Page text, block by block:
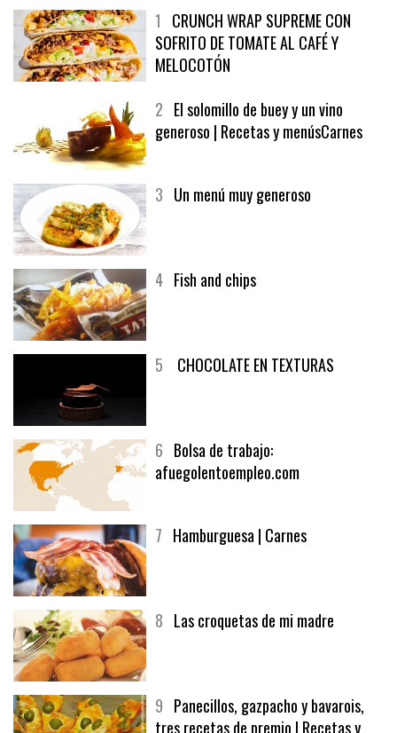
1CRUNCH WRAP SUPREME CON
SOFRITO DE TOMATE AL CAFÉ Y
MELOCOTÓN
2El solomillo de buey y un vino
6Bolsa de trabajo: